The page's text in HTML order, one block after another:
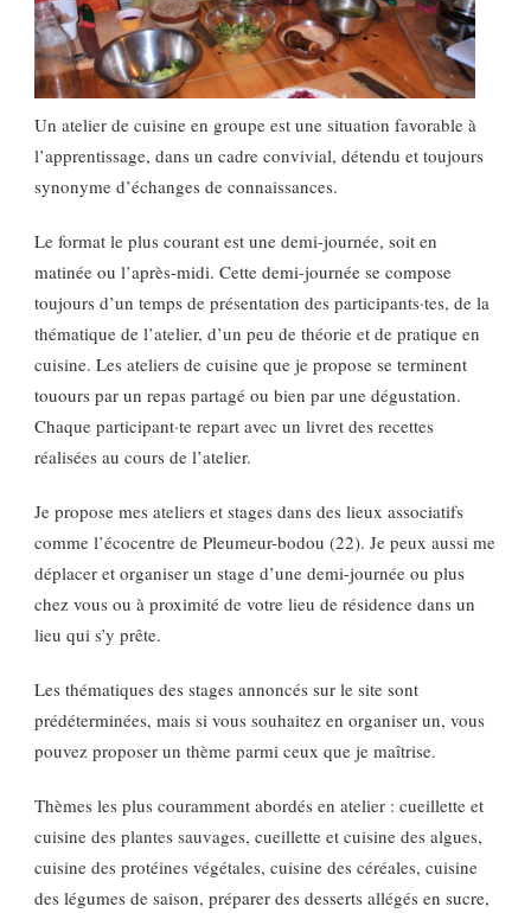
Un atelier de cuisine en groupe est une situation favorable à
l’apprentissage, dans un cadre convivial, détendu et toujours
synonyme d’échanges de connaissances.
Le format le plus courant est une demi-journée, soit en
matinée ou l’après-midi. Cette demi-journée se compose
toujours d’un temps de présentation des participants·tes, de la
thématique de l’atelier, d’un peu de théorie et de pratique en
cuisine. Les ateliers de cuisine que je propose se terminent
touours par un repas partagé ou bien par une dégustation.
Chaque participant·te repart avec un livret des recettes
réalisées au cours de l’atelier.
Je propose mes ateliers et stages dans des lieux associatifs
comme l’écocentre de Pleumeur-bodou (22). Je peux aussi me
déplacer et organiser un stage d’une demi-journée ou plus
chez vous ou à proximité de votre lieu de résidence dans un
lieu qui s’y prête.
Les thématiques des stages annoncés sur le site sont
prédéterminées, mais si vous souhaitez en organiser un, vous
pouvez proposer un thème parmi ceux que je maîtrise.
Thèmes les plus couramment abordés en atelier : cueillette et
cuisine des plantes sauvages, cueillette et cuisine des algues,
cuisine des protéines végétales, cuisine des céréales, cuisine
des légumes de saison, préparer des desserts allégés en sucre,